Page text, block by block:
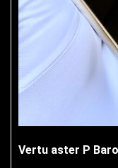
Vertu aster P